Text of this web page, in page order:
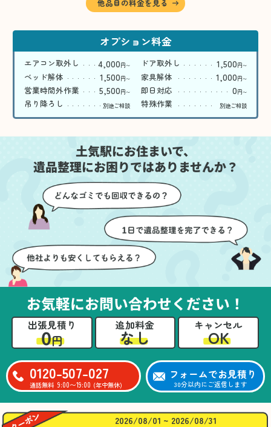
他品目の料金を見る
オプション料金
エアコン取外し 4,000円〜 ドア取外し 1,500円〜
ベッド解体 1,500円〜 家具解体 1,000円〜
営業時間外作業 5,500円〜 即日対応 0円〜
吊り降ろし 別途ご相談 特殊作業 別途ご相談
土気駅にお住まいで、
遺品整理にお困りではありませんか？
お気軽にお問い合わせください！
出張見積り
0円
追加料金
なし
キャンセル
OK
0120-507-027
通話無料 9:00〜19:00 (年中無休)
フォームでお見積り
30分以内にご返信します
2026/08/01 ~ 2026/08/31